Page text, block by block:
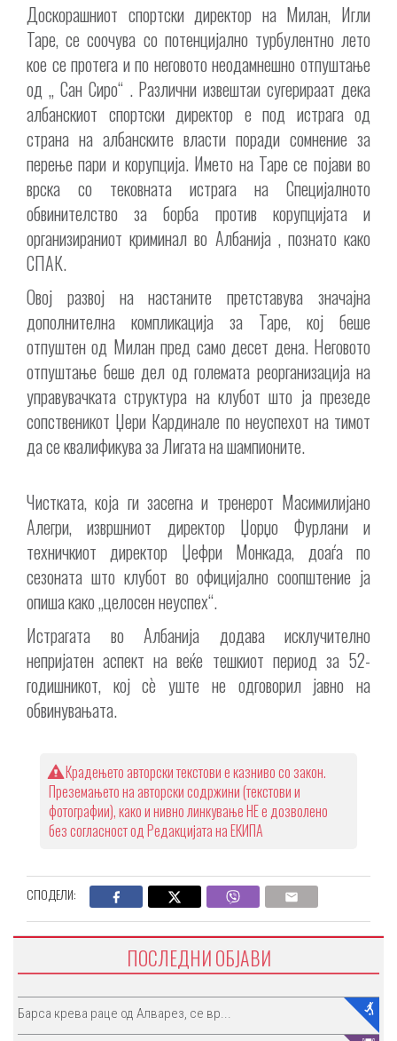
Доскорашниот спортски директор на Милан, Игли
Таре, се соочува со потенцијално турбулентно лето
кое се протега и по неговото неодамнешно отпуштање
од „ Сан Сиро“ . Различни извештаи сугерираат дека
албанскиот спортски директор е под истрага од
страна на албанските власти поради сомнение за
перење пари и корупција. Името на Таре се појави во
врска со тековната истрага на Специјалното
обвинителство за борба против корупцијата и
организираниот криминал во Албанија , познато како
СПАК.
Овој развој на настаните претставува значајна
дополнителна компликација за Таре, кој беше
отпуштен од Милан пред само десет дена. Неговото
отпуштање беше дел од големата реорганизација на
управувачката структура на клубот што ја презеде
сопственикот Џери Кардинале по неуспехот на тимот
да се квалификува за Лигата на шампионите.
Чистката, која ги засегна и тренерот Масимилијано
Алегри, извршниот директор Џорџо Фурлани и
техничкиот директор Џефри Монкада, доаѓа по
сезоната што клубот во официјално соопштение ја
опиша како „целосен неуспех“.
Истрагата во Албанија додава исклучително
непријатен аспект на веќе тешкиот период за 52-
годишникот, кој сè уште не одговорил јавно на
обвинувањата.
Крадењето авторски текстови е казниво со закон.
Преземањето на авторски содржини (текстови и
фотографии), како и нивно линкување НЕ е дозволено
без согласност од Редакцијата на ЕКИПА
СПОДЕЛИ:
ПОСЛЕДНИ ОБЈАВИ
Барса крева раце од Алварез, се вр...